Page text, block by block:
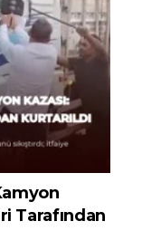
Tarafından